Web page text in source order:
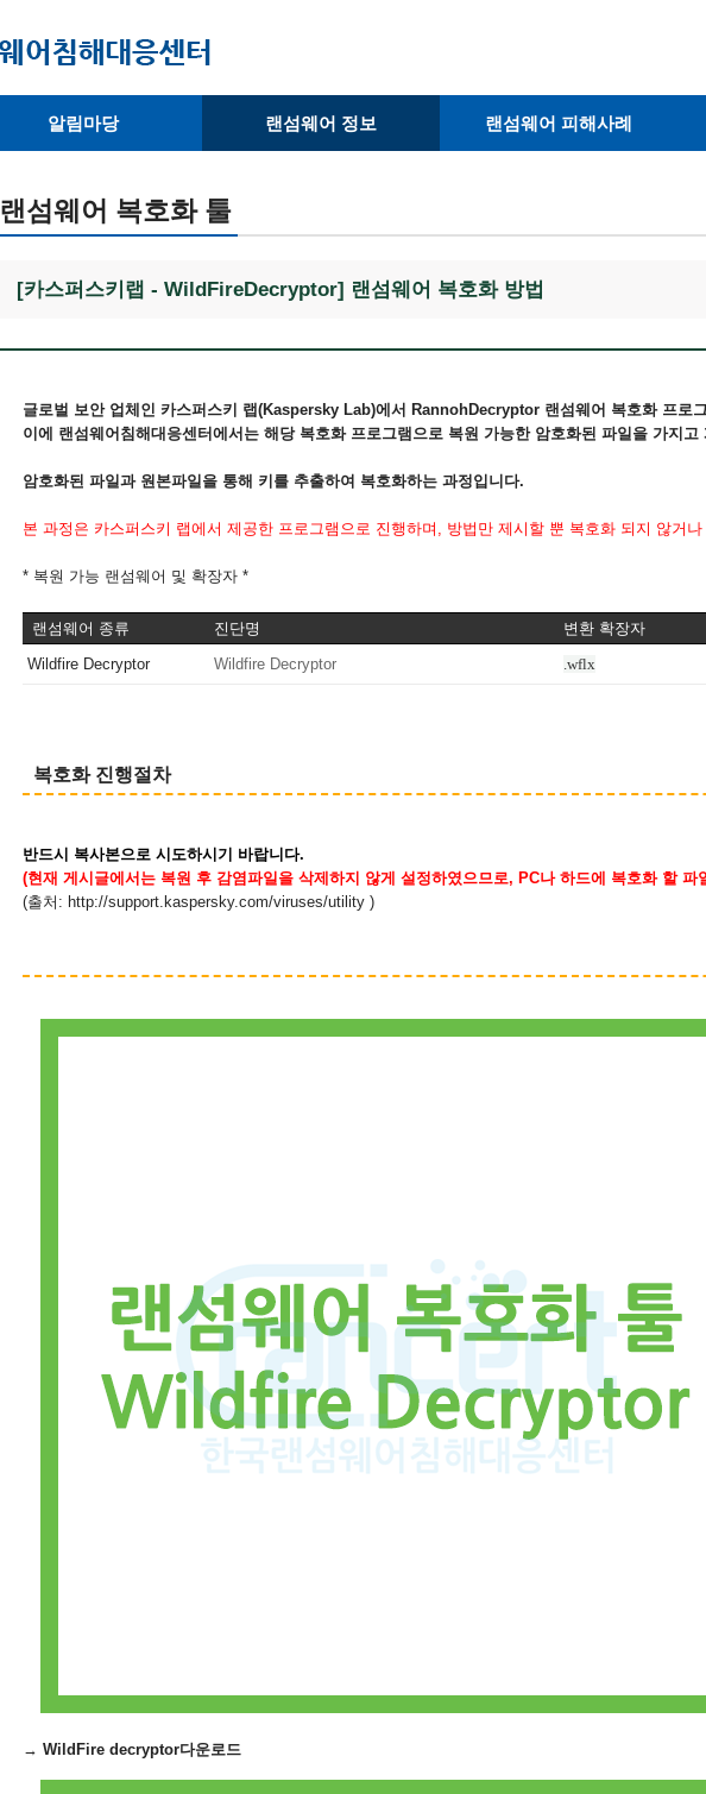
알림마당
· 뉴스레터
랜섬웨어 정보 랜섬웨어 피해사례
랜섬웨어 복호화 툴
[카스퍼스키랩 - WildFireDecryptor] 랜섬웨어 복호화 방법
글로벌 보안 업체인 카스퍼스키 랩(Kaspersky Lab)에서 RannohDecryptor 랜섬웨어 복호화 프로
이에 랜섬웨어침해대응센터에서는 해당 복호화 프로그램으로 복원 가능한 암호화된 파일을 가지
암호화된 파일과 원본파일을 통해 키를 추출하여 복호화하는 과정입니다.
본 과정은 카스퍼스키 랩에서 제공한 프로그램으로 진행하며, 방법만 제시할 뿐 복호화 되지 않거
* 복원 가능 랜섬웨어 및 확장자 *
랜섬웨어 종류 진단명
변환 확장자
Wildfire Decryptor
Wildfire Decryptor .wflx
​ 복호화 진행절차
반드시 복사본으로 시도하시기 바랍니다.
(현재 게시글에서는 복원 후 감염파일을 삭제하지 않게 설정하였으므로, PC나 하드에 복호화 할
(출처: http://support.kaspersky.com/viruses/utility )
→ ​ WildFire decryptor다운로드